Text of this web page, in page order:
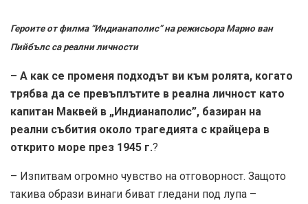
Героите от филма “Индианаполис” на режисьора Марио ван
Пийбълс са реални личности
– А как се променя подходът ви към ролята, когато
трябва да се превъплътите в реална личност като
капитан Маквей в „Индианаполис”, базиран на
реални събития около трагедията с крайцера в
открито море през 1945 г.?
– Изпитвам огромно чувство на отговорност. Защото
такива образи винаги биват гледани под лупа –